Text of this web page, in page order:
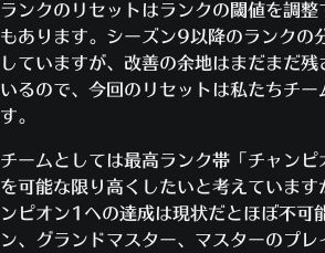
ランクのリセットはランクの閾値を調整
もあります。シーズン9以降のランクの
していますが、改善の余地はまだまだ
いるので、今回のリセットは私たちチー
す。
チームとしては最高ランク帯「チャンピ
を可能な限り高くしたいと考えています
ンピオン1への達成は現状だとほぼ不可
ン、グランドマスター、マスターのプレ